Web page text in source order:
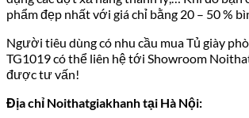
phẩm đẹp nhất với giá chỉ bằng 20 – 50 %
Người tiêu dùng có nhu cầu mua Tủ giày
TG1019 có thể liên hệ tới Showroom
được tư vấn!
Địa chỉ Noithatgiakhanh tại Hà Nội: